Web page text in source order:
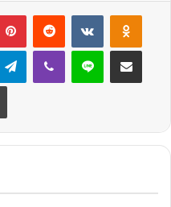
PinterestReddit VKontakte
TelegramViber Line E-Posta ile
Yazdır